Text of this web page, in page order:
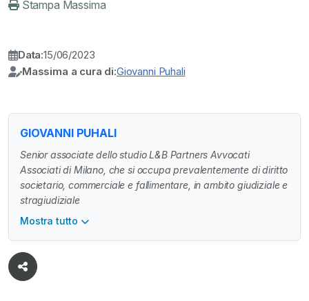
Stampa Massima
Data:15/06/2023
Massima a cura di:Giovanni Puhali
GIOVANNI PUHALI
Senior associate dello studio L&B Partners Avvocati
Associati di Milano, che si occupa prevalentemente di diritto
societario, commerciale e fallimentare, in ambito giudiziale e
stragiudiziale
Mostra tutto